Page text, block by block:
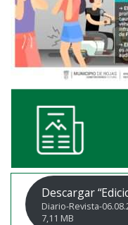
Descargar
Diario-Revista-
7,11 MB